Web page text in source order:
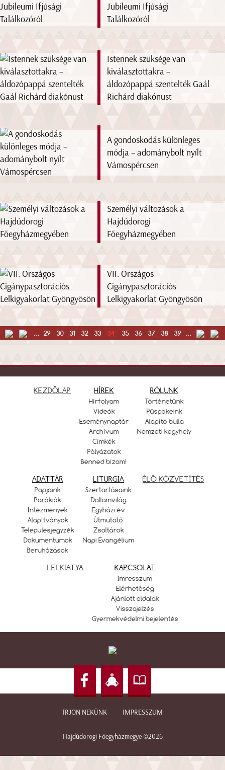
Jubileumi Ifjúsági
Találkozóról
Istennek szüksége van
kiválasztottakra –
áldozópappá szentelték Gaál
Richárd diakónust
A gondoskodás különleges
módja – adománybolt nyílt
Vámospércsen
Személyi változások a
Hajdúdorogi
Főegyházmegyében
VII. Országos
Cigánypasztorációs
Lelkigyakorlat Gyöngyösön
... 29 30 31 32 33 34 35 36 37 38 39 ...
KEZDŐLAP HÍREK
Hírfolyam
Videók
Eseménynaptár
Archívum
Címkék
Pályázatok
Benned bízom!
RÓLUNK
Történetünk
Püspökeink
Alapító bulla
Nemzeti kegyhely
ADATTÁR
Papjaink
Parókiák
Intézmények
Alapítványok
Településjegyzék
Dokumentumok
Beruházások
LITURGIA
Szertartásaink
Dallamvilág
Egyházi év
Útmutató
Zsoltárok
Napi Evangélium
ÉLŐ KÖZVETÍTÉS
LELKIATYA KAPCSOLAT
Imresszum
Elérhetőség
Ajánlott oldalak
Visszajelzés
Gyermekvédelmi bejelentés
ÍRJON NEKÜNK IMPRESSZUM
Hajdúdorogi Főegyházmegye ©2026